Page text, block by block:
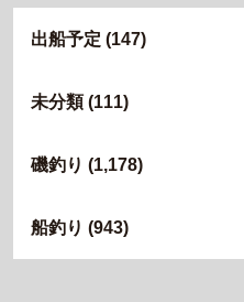
出船予定 (147)
未分類(111)
磯釣り (1,178)
船釣り (943)